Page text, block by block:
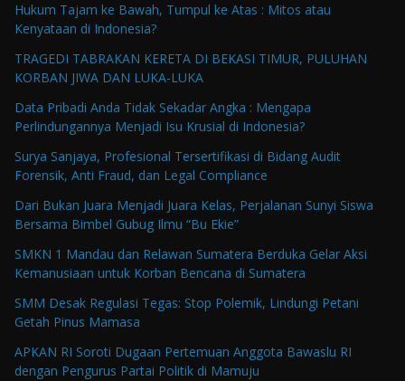
Hukum Tajam ke Bawah, Tumpul ke Atas : Mitos atau
Kenyataan di Indonesia?
TRAGEDI TABRAKAN KERETA DI BEKASI TIMUR, PULUHAN
KORBAN JIWA DAN LUKA-LUKA
Data Pribadi Anda Tidak Sekadar Angka : Mengapa
Perlindungannya Menjadi Isu Krusial di Indonesia?
Surya Sanjaya, Profesional Tersertifikasi di Bidang Audit
Forensik, Anti Fraud, dan Legal Compliance
Dari Bukan Juara Menjadi Juara Kelas, Perjalanan Sunyi Siswa
Bersama Bimbel Gubug Ilmu “Bu Ekie”
SMKN 1 Mandau dan Relawan Sumatera Berduka Gelar Aksi
Kemanusiaan untuk Korban Bencana di Sumatera
SMM Desak Regulasi Tegas: Stop Polemik, Lindungi Petani
Getah Pinus Mamasa
APKAN RI Soroti Dugaan Pertemuan Anggota Bawaslu RI
dengan Pengurus Partai Politik di Mamuju